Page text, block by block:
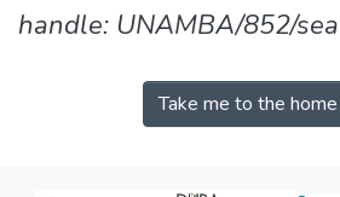
handle: UNAMBA/852/
Take me to the